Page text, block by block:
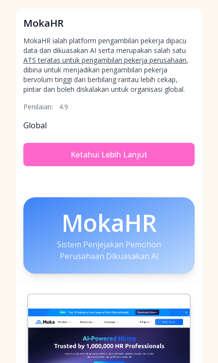
MokaHR
MokaHR ialah platform pengambilan pekerja dipacu
data dan dikuasakan AI serta merupakan salah satu
ATS teratas untuk pengambilan pekerja perusahaan,
dibina untuk menjadikan pengambilan pekerja
bervolum tinggi dan berbilang rantau lebih cekap,
pintar dan boleh diskalakan untuk organisasi global.
Penilaian:
4.9
Global
Ketahui Lebih Lanjut
MokaHR
Sistem Penjejakan Pemohon
Perusahaan Dikuasakan AI